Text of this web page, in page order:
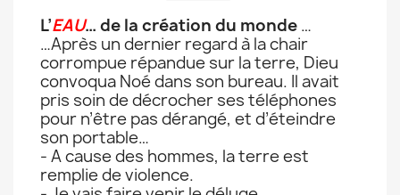
L’EAU… de la création du monde …
…Après un dernier regard à la chair
corrompue répandue sur la terre, Dieu
convoqua Noé dans son bureau. Il avait
pris soin de décrocher ses téléphones
pour n’être pas dérangé, et d’éteindre
son portable…
- A cause des hommes, la terre est
remplie de violence.